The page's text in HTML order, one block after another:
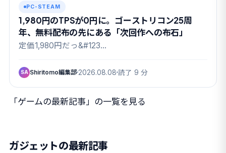
PC-STEAM
1,980円のTPSが0円に。ゴーストリコン25周
年、無料配布の先にある「次回作への布石」
定価1,980円だっ&#123…
SA Shiritomo編集部 2026.08.08 読了 9 分
「ゲームの最新記事」の一覧を見る
ガジェットの最新記事